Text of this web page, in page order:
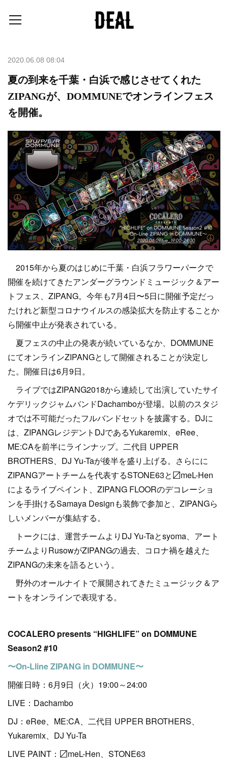
2020.06.08 08:04
夏の到来を千葉・白浜で感じさせてくれた
ZIPANGが、DOMMUNEでオンラインフェス
を開催。
2015年から夏のはじめに千葉・白浜フラワーパークで
開催を続けてきたアンダーグラウンドミュージック＆アー
トフェス、ZIPANG。今年も7月4日〜5日に開催予定だっ
たけれど新型コロナウイルスの感染拡大を防止することか
ら開催中止が発表されている。
夏フェスの中止の発表が続いているなか、DOMMUNE
にてオンラインZIPANGとして開催されることが決定し
た。開催日は6月9日。
ライブではZIPANG2018から連続して出演していたサイ
ケデリックジャムバンドDachamboが登場。以前のスタジ
オでは不可能だったフルバンドセットを披露する。DJに
は、ZIPANGレジデントDJであるYukaremix、eRee、
ME:CAを前半にラインナップ。二代目 UPPER
BROTHERS、DJ Yu-Taが後半を盛り上げる。さらにに
ZIPANGアートチームを代表するSTONE63と〼meL-Hen
によるライブペイント、ZIPANG FLOORのデコレーショ
ンを手掛けるSamaya Designも装飾で参加と、ZIPANGら
しいメンバーが集結する。
トークには、運営チームよりDJ Yu-Taとsyoma、アート
チームよりRusowがZIPANGの過去、コロナ禍を越えた
ZIPANGの未来を語るという。
野外のオールナイトで展開されてきたミュージック＆ア
ートをオンラインで表現する。
COCALERO presents “HIGHLIFE” on DOMMUNE
Season2 #10
〜On-Lline ZIPANG in DOMMUNE〜
開催日時：6月9日（火）19:00～24:00
LIVE：Dachambo
DJ：eRee、ME:CA、二代目 UPPER BROTHERS、
Yukaremix、DJ Yu-Ta
LIVE PAINT：〼meL-Hen、STONE63